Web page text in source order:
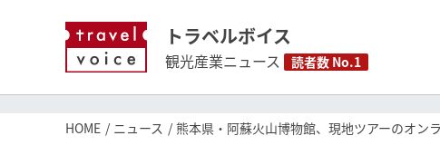
トラベルボイス
観光産業ニュース 読者数 No.1
HOME ニュース 熊本県・阿蘇火山博物館、現地ツアーのオン